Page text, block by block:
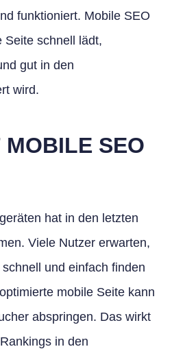
funktioniert. Mobile SEO
Seite schnell lädt,
gut in den
wird.
MOBILE SEO
hat in den letzten
Viele Nutzer erwarten,
und einfach finden
mobile Seite kann
abspringen. Das wirkt
in den